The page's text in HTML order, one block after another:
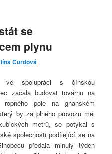
se
plynu
Čurdová
ve spolupráci s čínskou
začala budovat továrnu na
pole na ghanském
by za plného provozu měl
metrů, se potýkal s
společnosti podílející se na
předala minulý týden